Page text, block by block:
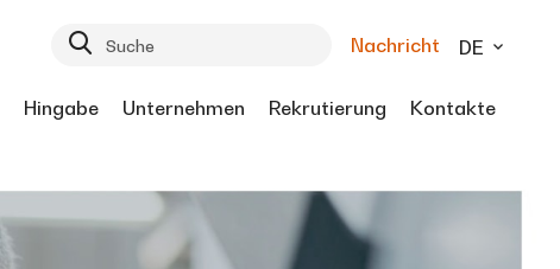
Nachricht DE
Hingabe Unternehmen Rekrutierung Kontakte